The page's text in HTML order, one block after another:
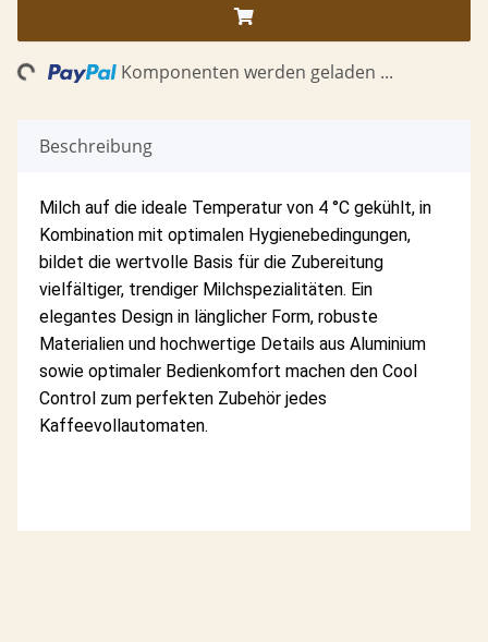
Komponenten werden geladen ...
Beschreibung
Milch auf die ideale Temperatur von 4 °C gekühlt, in
Kombination mit optimalen Hygienebedingungen,
bildet die wertvolle Basis für die Zubereitung
vielfältiger, trendiger Milchspezialitäten. Ein
elegantes Design in länglicher Form, robuste
Materialien und hochwertige Details aus Aluminium
sowie optimaler Bedienkomfort machen den Cool
Control zum perfekten Zubehör jedes
Kaffeevollautomaten.